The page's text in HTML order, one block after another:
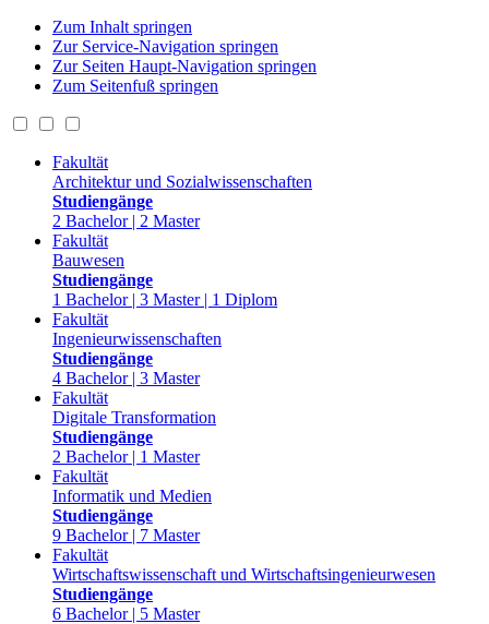
Zum Inhalt springen
Zur Service-Navigation springen
Zur Seiten Haupt-Navigation springen
Zum Seitenfuß springen
Fakultät
Architektur und Sozialwissenschaften
Studiengänge
2 Bachelor | 2 Master
Fakultät
Bauwesen
Studiengänge
1 Bachelor | 3 Master | 1 Diplom
Fakultät
Ingenieurwissenschaften
Studiengänge
4 Bachelor | 3 Master
Fakultät
Digitale Transformation
Studiengänge
2 Bachelor | 1 Master
Fakultät
Informatik und Medien
Studiengänge
9 Bachelor | 7 Master
Fakultät
Wirtschaftswissenschaft und Wirtschaftsingenieurwesen
Studiengänge
6 Bachelor | 5 Master